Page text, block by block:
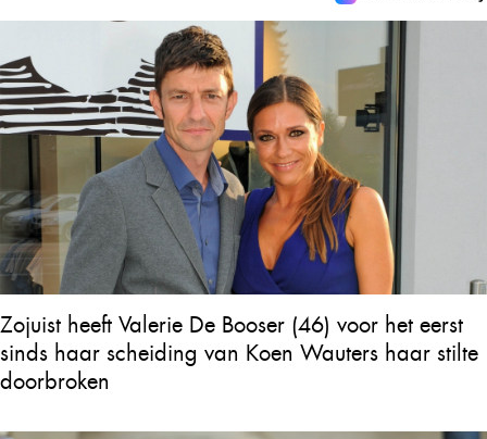
Zojuist heeft Valerie De Booser (46) voor het eerst
sinds haar scheiding van Koen Wauters haar stilte
doorbroken